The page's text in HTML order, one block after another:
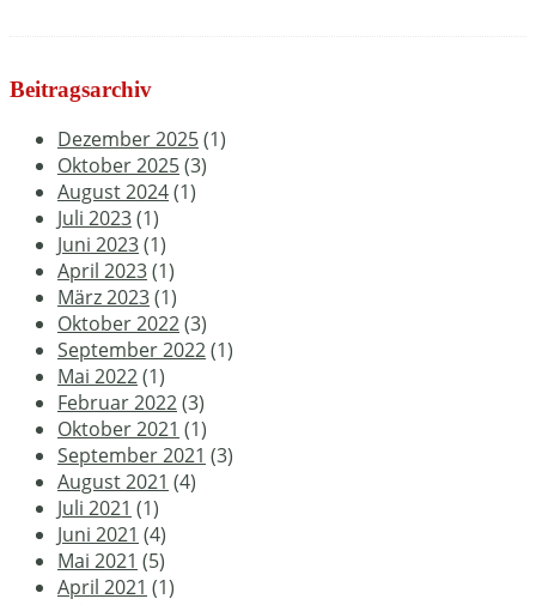
Beitragsarchiv
Dezember 2025(1)
Oktober 2025(3)
August 2024(1)
Juli 2023(1)
Juni 2023(1)
April 2023(1)
März 2023(1)
Oktober 2022(3)
September 2022(1)
Mai 2022(1)
Februar 2022(3)
Oktober 2021 (1)
September 2021 (3)
August 2021 (4)
Juli 2021 (1)
Juni 2021 (4)
Mai 2021 (5)
April 2021 (1)